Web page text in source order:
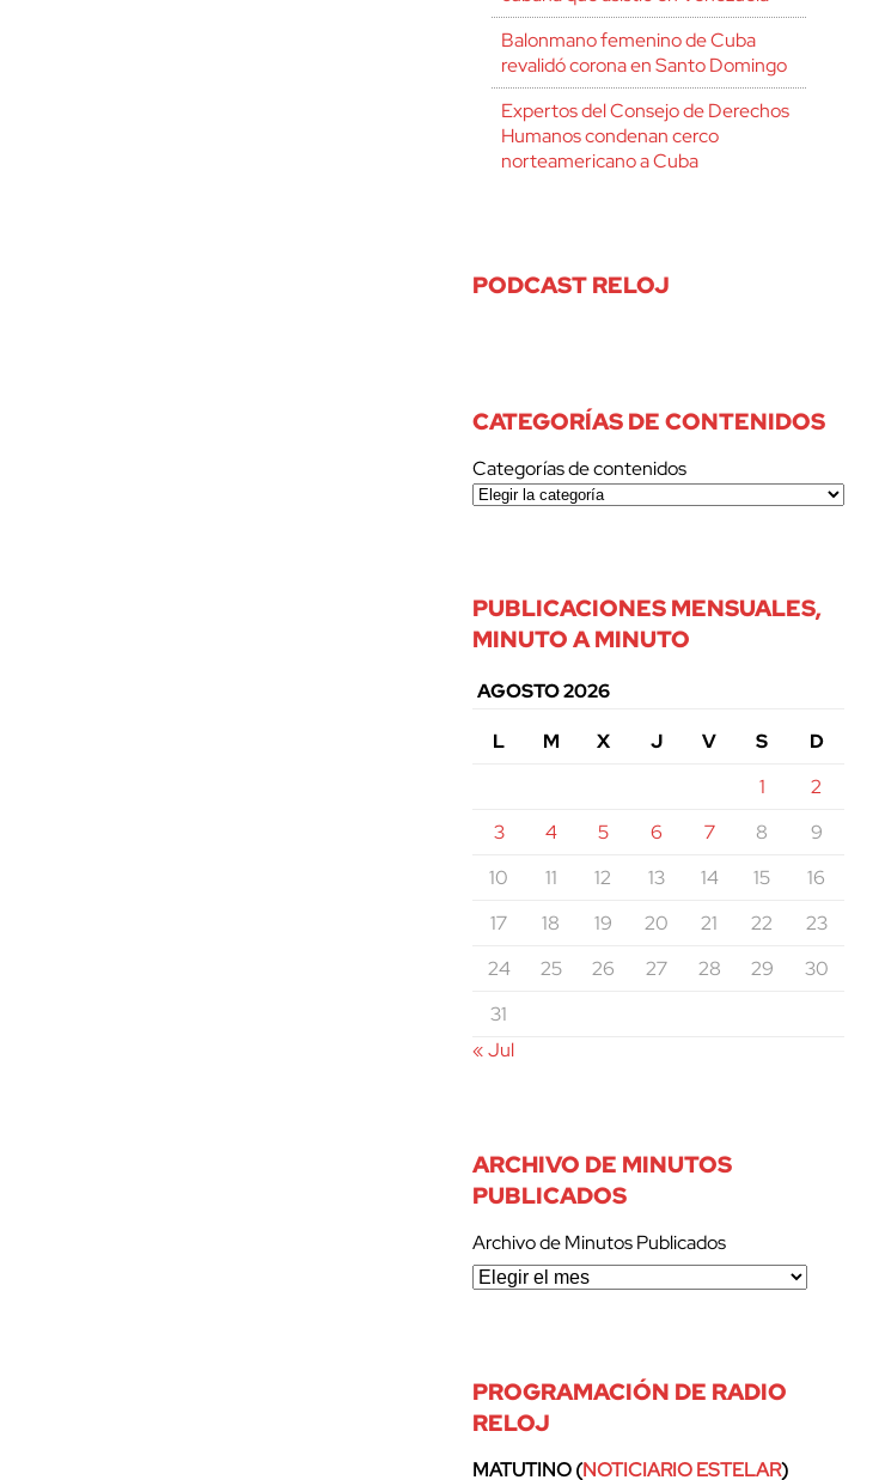
Balonmano femenino de Cuba
revalidó corona en Santo Domingo
Expertos del Consejo de Derechos
Humanos condenan cerco
norteamericano a Cuba
PODCAST RELOJ
CATEGORÍAS DE CONTENIDOS
Categorías de contenidos
PUBLICACIONES MENSUALES,
MINUTO A MINUTO
AGOSTO 2026
L
M X J V S
D
1
2
3
4 5 6 7 8
9
10
11 12 13 14 15
16
17
18 19 20 21 22
23
24
25 26 27 28 29
30
31
« Jul
ARCHIVO DE MINUTOS
PUBLICADOS
Archivo de Minutos Publicados
PROGRAMACIÓN DE RADIO
RELOJ
MATUTINO (NOTICIARIO ESTELAR)